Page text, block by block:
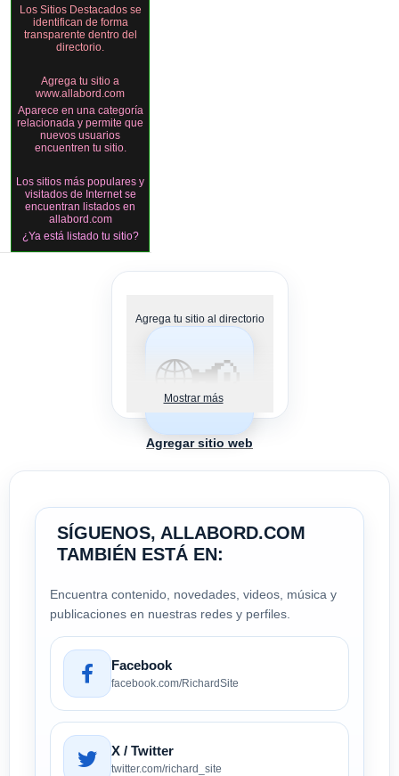
Los Sitios Destacados se
identifican de forma
transparente dentro del
directorio.
Agrega tu sitio a
www.allabord.com
Aparece en una categoría
relacionada y permite que
nuevos usuarios
encuentren tu sitio.
Los sitios más populares y
visitados de Internet se
encuentran listados en
allabord.com
¿Ya está listado tu sitio?
Agrega tu sitio al directorio
🌐📢
Agregar sitio web
Mostrar más
SÍGUENOS, ALLABORD.COM
TAMBIÉN ESTÁ EN:
Encuentra contenido, novedades, videos, música y
publicaciones en nuestras redes y perfiles.
Facebook
facebook.com/RichardSite
X / Twitter
twitter.com/richard_site